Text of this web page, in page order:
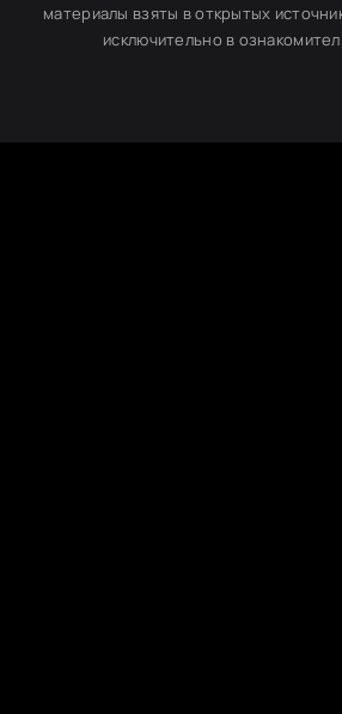
материалы взяты в открытых
исключительно в